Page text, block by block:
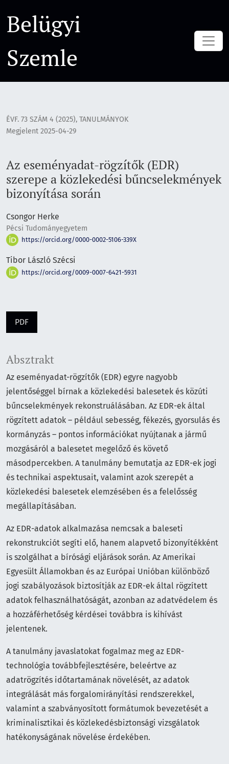
Belügyi
Szemle
ÉVF. 73 SZÁM 4 (2025), TANULMÁNYOK
Az eseményadat-rögzítők (EDR)
szerepe a közlekedési bűncselekmények
bizonyítása során
Megjelent 2025-04-29
Csongor Herke
Pécsi Tudományegyetem
https://orcid.org/0000-0002-5106-339X
Tibor László Szécsi
https://orcid.org/0009-0007-6421-5931
PDF
Absztrakt
Az eseményadat-rögzítők (EDR) egyre nagyobb
jelentőséggel bírnak a közlekedési balesetek és közúti
bűncselekmények rekonstruálásában. Az EDR-ek által
rögzített adatok – például sebesség, fékezés, gyorsulás és
kormányzás – pontos információkat nyújtanak a jármű
mozgásáról a balesetet megelőző és követő
másodpercekben. A tanulmány bemutatja az EDR-ek jogi
és technikai aspektusait, valamint azok szerepét a
közlekedési balesetek elemzésében és a felelősség
megállapításában.
Az EDR-adatok alkalmazása nemcsak a baleseti
rekonstrukciót segíti elő, hanem alapvető bizonyítékként
is szolgálhat a bírósági eljárások során. Az Amerikai
Egyesült Államokban és az Európai Unióban különböző
jogi szabályozások biztosítják az EDR-ek által rögzített
adatok felhasználhatóságát, azonban az adatvédelem és
a hozzáférhetőség kérdései továbbra is kihívást
jelentenek.
A tanulmány javaslatokat fogalmaz meg az EDR-
technológia továbbfejlesztésére, beleértve az
adatrögzítés időtartamának növelését, az adatok
integrálását más forgalomirányítási rendszerekkel,
valamint a szabványosított formátumok bevezetését a
kriminalisztikai és közlekedésbiztonsági vizsgálatok
hatékonyságának növelése érdekében.